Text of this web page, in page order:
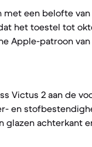
een belofte
het toestel tot
Apple-patroon
Victus 2 aan de
en
glazen achterkant